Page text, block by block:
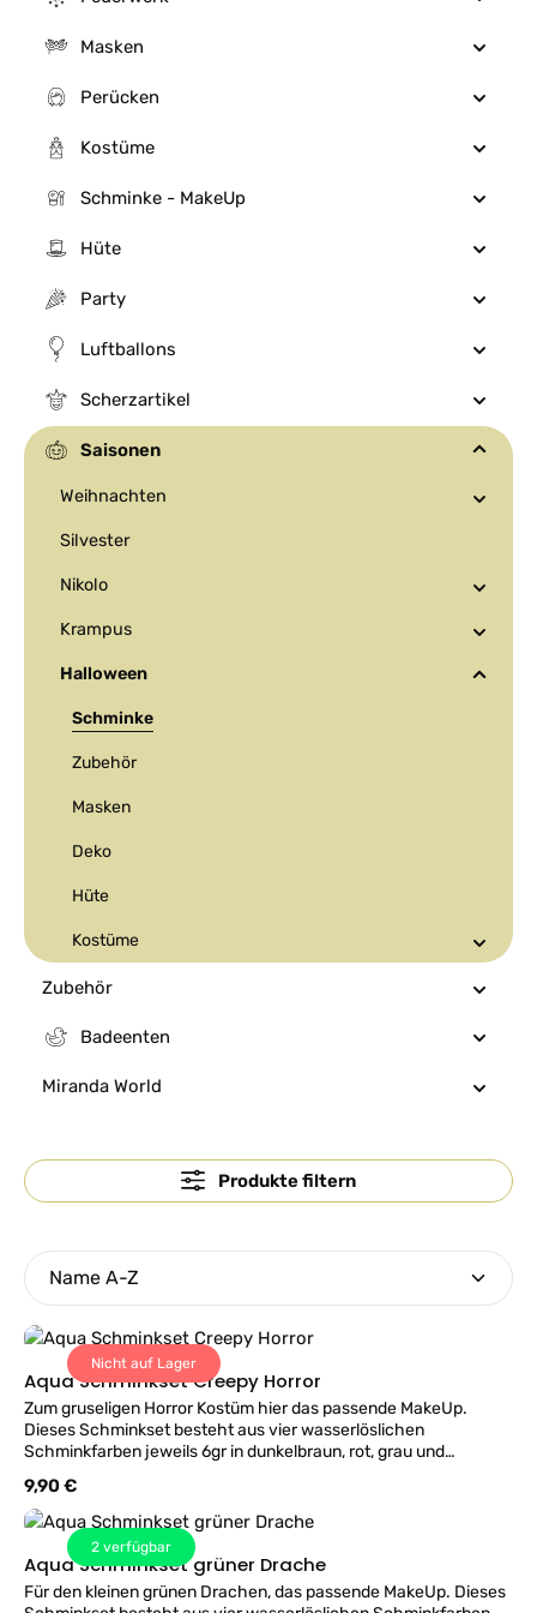
Masken
Perücken
Kostüme
Schminke - MakeUp
Hüte
Party
Luftballons
Scherzartikel
Saisonen
Weihnachten
Silvester
Nikolo
Krampus
Halloween
Schminke
Zubehör
Masken
Deko
Hüte
Kostüme
Zubehör
Badeenten
Miranda World
Produkte filtern
Nicht auf Lager
Aqua Schminkset Creepy Horror
Zum gruseligen Horror Kostüm hier das passende MakeUp.
Dieses Schminkset besteht aus vier wasserlöslichen
Schminkfarben jeweils 6gr in dunkelbraun, rot, grau und
auftragen. Für Größere Flächen empfehlen wir
Schminkschwämmchen. Reicht für ca. 15-20 Motive.
Hergestellt für Jofrika Deutschland. Nicht geeignet für Kinder
unter 3 Jahren. ACHTUNG Make-Up Artikel werden nur in
ORIGINAL VERSIEGELTER FOLIENVERPACKUNG bzw. mit
UNBESCHÄDIGTER SIEGELETIKETTE zurückgenommen
Regulärer Preis:
9,90 €
2 verfügbar
Aqua Schminkset grüner Drache
Für den kleinen grünen Drachen, das passende MakeUp. Dieses